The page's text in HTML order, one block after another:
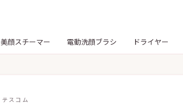
美顔スチーマー 電動洗顔ブラシ ドライヤー
テスコム